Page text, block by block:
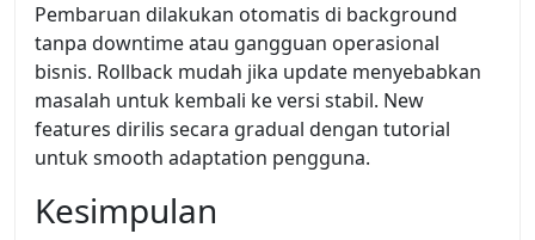
Pembaruan dilakukan otomatis di background
tanpa downtime atau gangguan operasional
bisnis. Rollback mudah jika update menyebabkan
masalah untuk kembali ke versi stabil. New
features dirilis secara gradual dengan tutorial
untuk smooth adaptation pengguna.
Kesimpulan